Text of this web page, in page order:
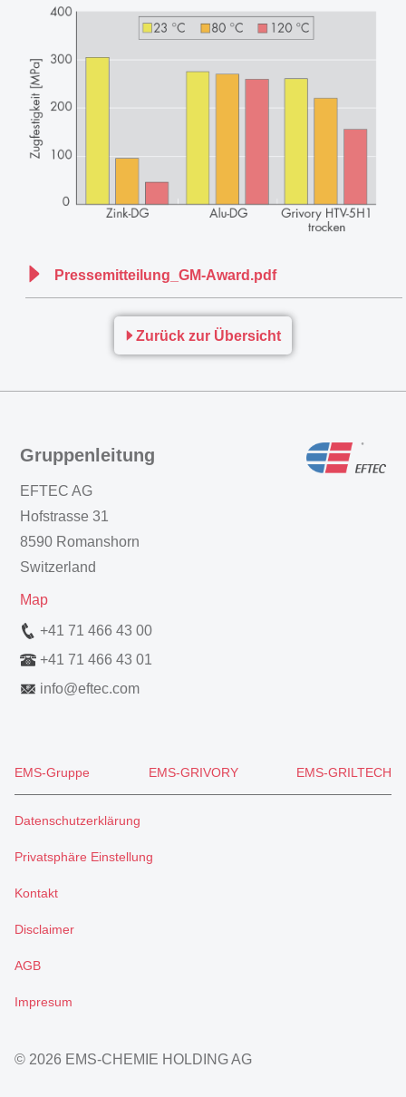
Pressemitteilung_GM-Award.pdf
Zurück zur Übersicht
Gruppenleitung
EFTEC AG
Hofstrasse 31
8590 Romanshorn
Switzerland
Map
+41 71 466 43 00
+41 71 466 43 01
info@eftec.com
EMS-Gruppe EMS-GRIVORY EMS-GRILTECH
Datenschutzerklärung
Privatsphäre Einstellung
Kontakt
Disclaimer
AGB
Impresum
© 2026 EMS-CHEMIE HOLDING AG